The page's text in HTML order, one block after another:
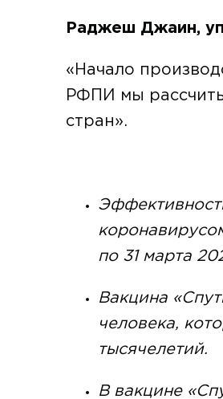
Раджеш Джаин,
«Начало
РФПИ мы
стран».
по 31 марта
Вакцина
человека,
тысячелетий.
В вакцине